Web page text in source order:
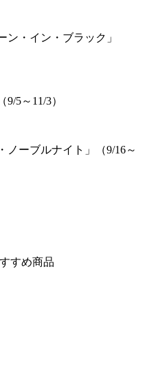
ン・イン・ブラック」
5～11/3）
ノーブルナイト」（9/16～
すめ商品